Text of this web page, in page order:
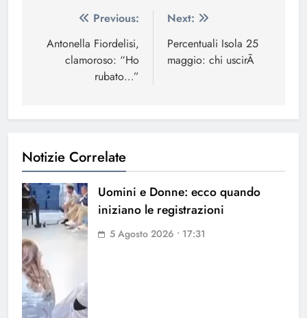
Navigazione
articoli
Previous:
Antonella Fiordelisi,
clamoroso: “Ho
rubato…”
Next:
Percentuali Isola 25
maggio: chi uscirÃ
Notizie Correlate
Uomini e Donne: ecco quando
iniziano le registrazioni
5 Agosto 2026 • 17:31